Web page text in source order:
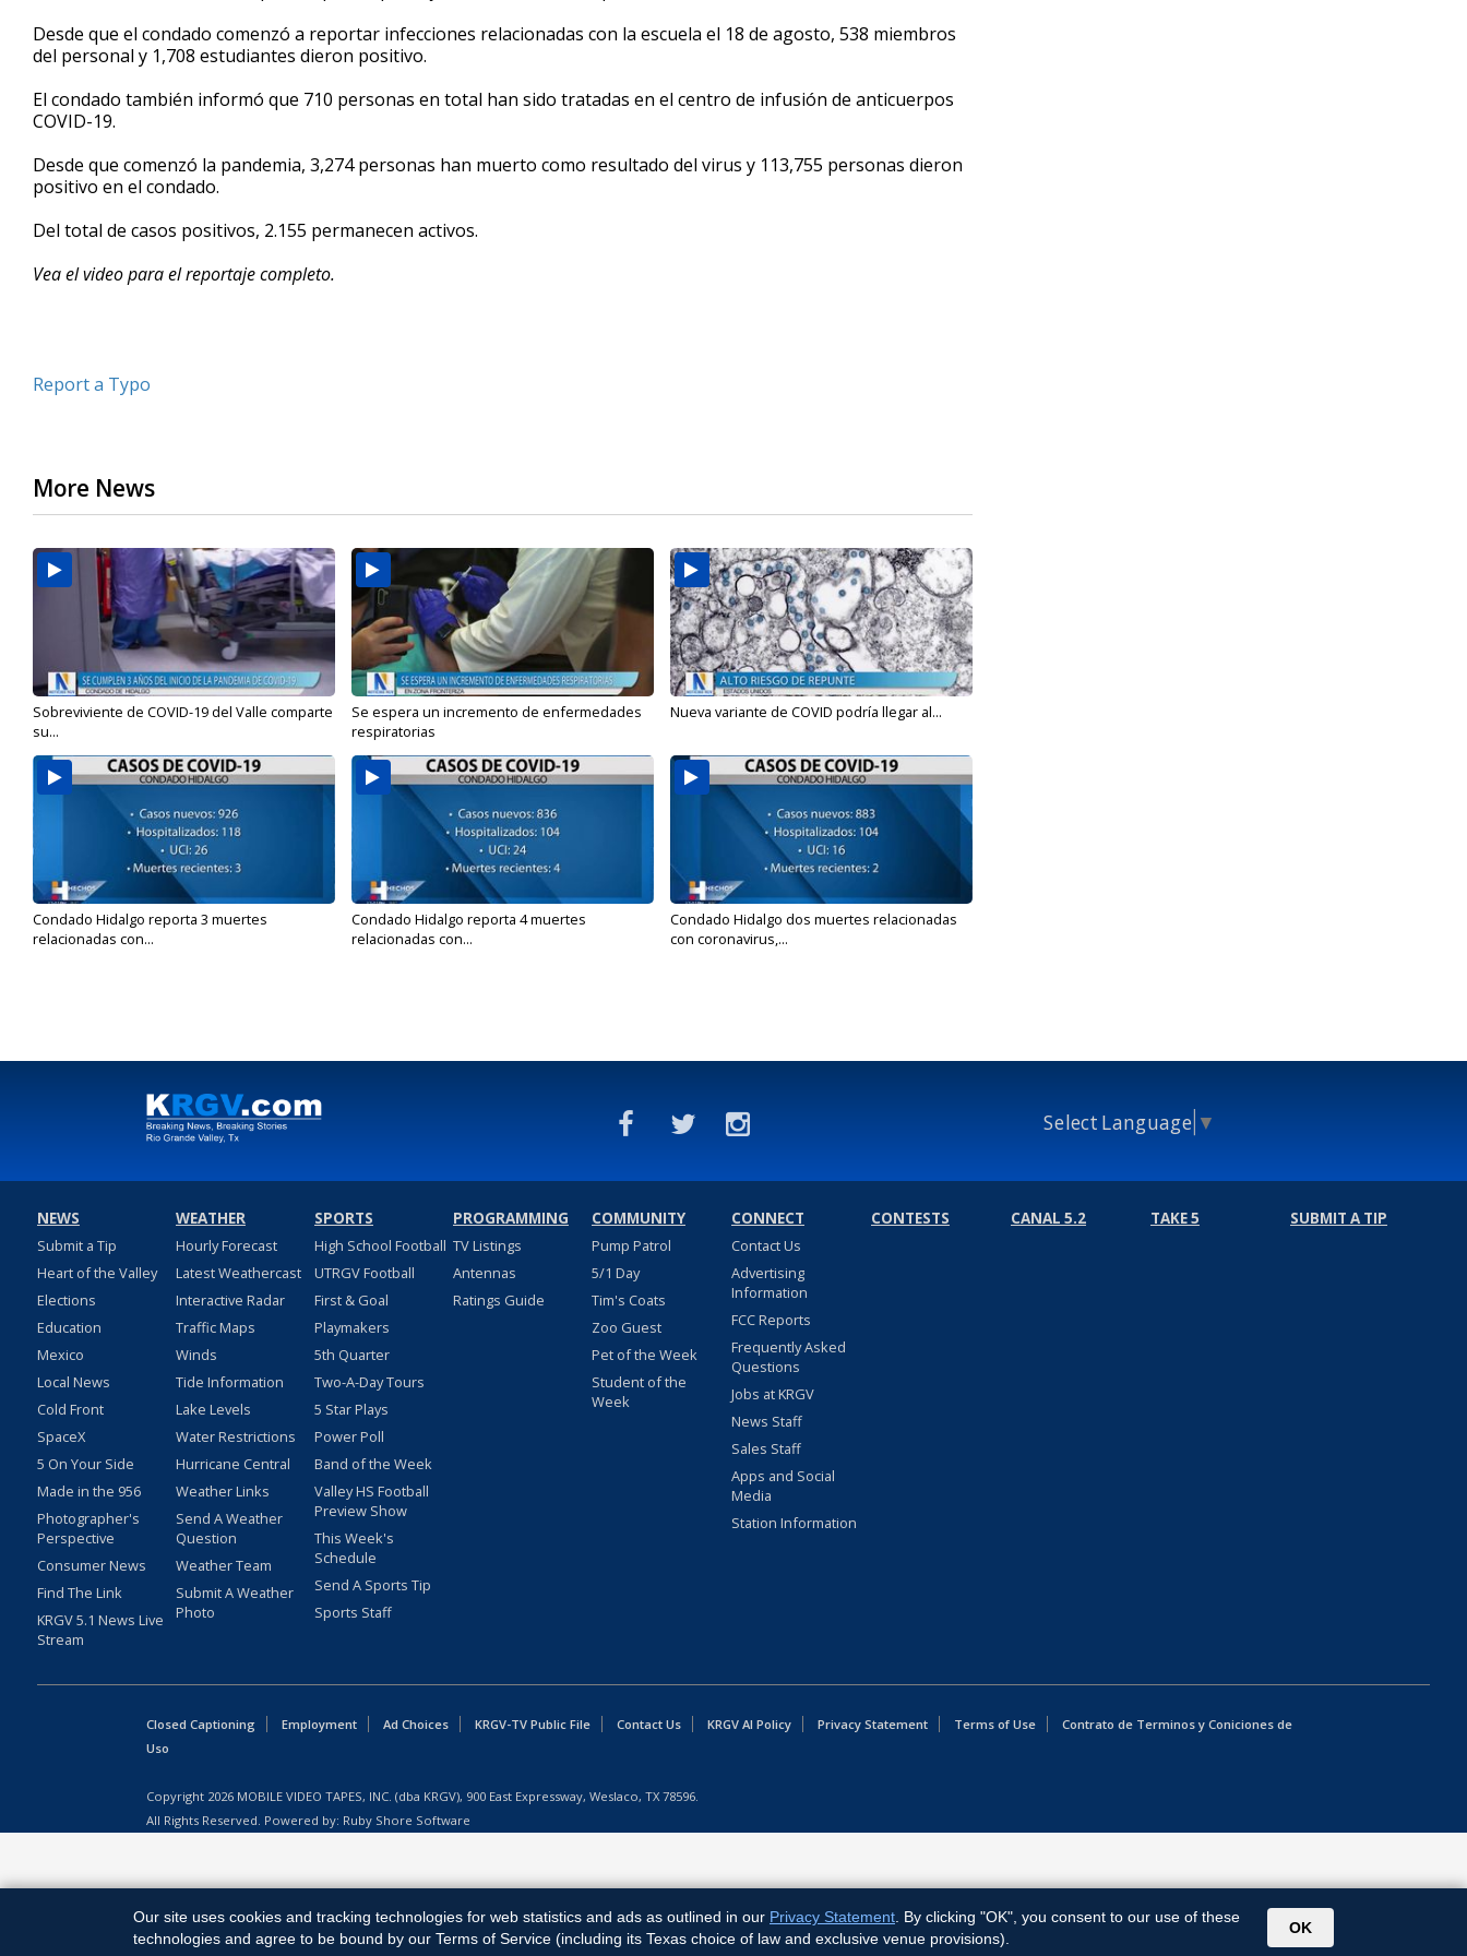
Desde que el condado comenzó a reportar infecciones relacionadas con la escuela el 18 de agosto, 538 miembros
del personal y 1,708 estudiantes dieron positivo.
El condado también informó que 710 personas en total han sido tratadas en el centro de infusión de anticuerpos
COVID-19.
Desde que comenzó la pandemia, 3,274 personas han muerto como resultado del virus y 113,755 personas dieron
positivo en el condado.
Del total de casos positivos, 2.155 permanecen activos.
Vea el video para el reportaje completo.
Report a Typo
More News
Sobreviviente de COVID-19 del Valle comparte
su...
Se espera un incremento de enfermedades
respiratorias
Nueva variante de COVID podría llegar al...
Condado Hidalgo reporta 3 muertes
relacionadas con...
Condado Hidalgo reporta 4 muertes
relacionadas con...
Condado Hidalgo dos muertes relacionadas
con coronavirus,...
Select Language ▼
NEWS
Submit a Tip
Heart of the Valley
Elections
Education
Mexico
Local News
Cold Front
SpaceX
5 On Your Side
Made in the 956
Photographer's
Perspective
Consumer News
Find The Link
KRGV 5.1 News Live
Stream
WEATHER
Hourly Forecast
Latest Weathercast
Interactive Radar
Traffic Maps
Winds
Tide Information
Lake Levels
Water Restrictions
Hurricane Central
Weather Links
Send A Weather
Question
Weather Team
Submit A Weather
Photo
SPORTS
High School Football
UTRGV Football
First & Goal
Playmakers
5th Quarter
Two-A-Day Tours
5 Star Plays
Power Poll
Band of the Week
Valley HS Football
Preview Show
This Week's
Schedule
Send A Sports Tip
Sports Staff
PROGRAMMING
TV Listings
Antennas
Ratings Guide
COMMUNITY
Pump Patrol
5/1 Day
Tim's Coats
Zoo Guest
Pet of the Week
Student of the
Week
CONNECT
Contact Us
Advertising
Information
FCC Reports
Frequently Asked
Questions
Jobs at KRGV
News Staff
Sales Staff
Apps and Social
Media
Station Information
CONTESTS CANAL 5.2 TAKE 5 SUBMIT A TIP
Closed Captioning Employment Ad Choices KRGV-TV Public File Contact Us KRGV AI Policy Privacy Statement Terms of Use
Contrato de Terminos y Coniciones de
Uso
Copyright 2026 MOBILE VIDEO TAPES, INC. (dba KRGV), 900 East Expressway, Weslaco, TX 78596.
All Rights Reserved. Powered by: Ruby Shore Software
Our site uses cookies and tracking technologies for web statistics and ads as outlined in our Privacy Statement . By clicking "OK", you consent to our use of these
technologies and agree to be bound by our Terms of Service (including its Texas choice of law and exclusive venue provisions).
OK